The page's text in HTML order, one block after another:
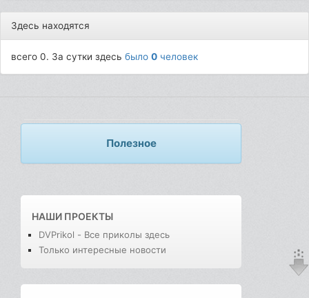
Здесь находятся
всего 0. За сутки здесьбыло0 человек
Полезное
НАШИ ПРОЕКТЫ
DVPrikol - Все приколы здесь
Только интересные новости